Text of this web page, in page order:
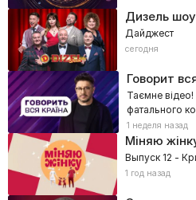
Дизель шоу
Дайджест
сегодня
Говорит
Таємне
фатального
1 неделя назад
Міняю
Выпуск 12 -
1 год назад